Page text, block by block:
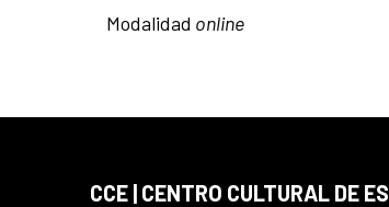
Modalidad online
CCE | CENTRO CULTURAL DE